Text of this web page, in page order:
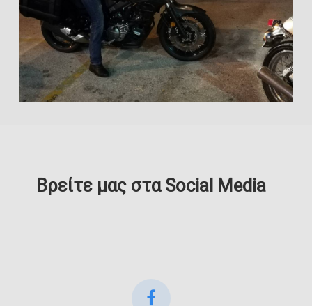
Βρείτε μας στα Social Media